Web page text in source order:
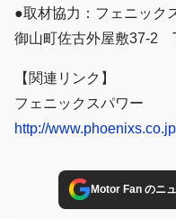
●取材協力：フェニック
御山町佐古外屋敷37-2
【関連リンク】
フェニックスパワー
http://
Motor Fan のニ